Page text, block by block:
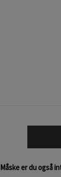
Måske er du også